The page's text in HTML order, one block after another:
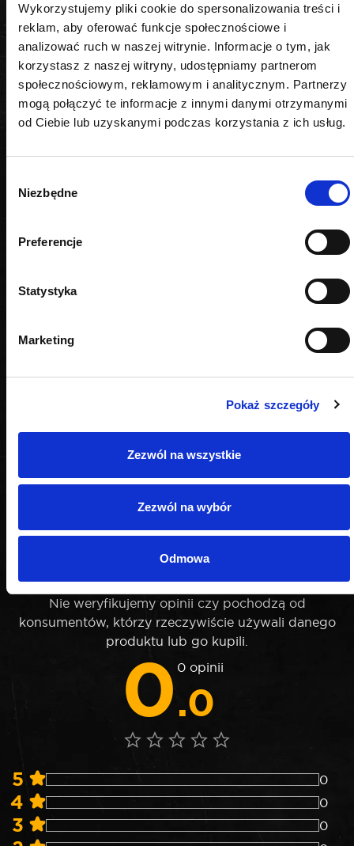
Wykorzystujemy pliki cookie do spersonalizowania treści i
reklam, aby oferować funkcje społecznościowe i
analizować ruch w naszej witrynie. Informacje o tym, jak
korzystasz z naszej witryny, udostępniamy partnerom
społecznościowym, reklamowym i analitycznym. Partnerzy
mogą połączyć te informacje z innymi danymi otrzymanymi
od Ciebie lub uzyskanymi podczas korzystania z ich usług.
zgody
Niezbędne
Preferencje
Statystyka
Marketing
Pokaż szczegóły
Zezwól na wszystkie
Zezwól na wybór
Odmowa
H14
PODOBNE PRODUKTY
OPINIE
Nie weryfikujemy opinii czy pochodzą od
konsumentów, którzy rzeczywiście używali danego
produktu lub go kupili.
0.0
0 opinii
5 0
4 0
3 0